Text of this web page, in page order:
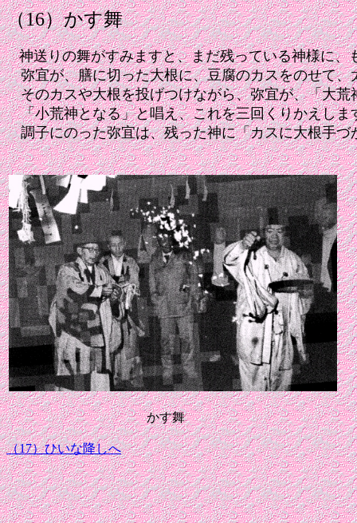
（16）かす舞
神送りの舞がすみますと、まだ残っている神様に
弥宜が、膳に切った大根に、豆腐のカスをのせて、
そのカスや大根を投げつけながら、弥宜が、「大荒
「小荒神となる」と唱え、これを三回くりかえしま
調子にのった弥宜は、残った神に「カスに大根手づ
かす舞
（17）ひいな降しへ